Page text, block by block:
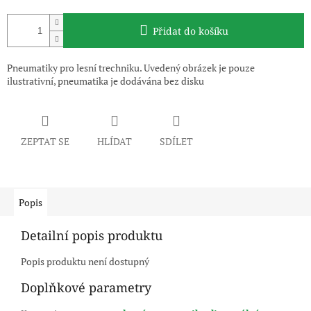
Přidat do košíku
Pneumatiky pro lesní trechniku. Uvedený obrázek je pouze
ilustrativní, pneumatika je dodávána bez disku
ZEPTAT SE HLÍDAT SDÍLET
Popis
Detailní popis produktu
Popis produktu není dostupný
Doplňkové parametry